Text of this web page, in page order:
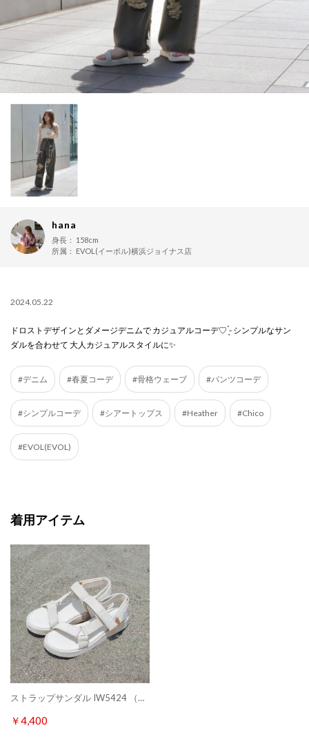
hana
身長：
158cm
所属： EVOL(イーボル)横浜ジョイナス店
2024.05.22
ドロストデザインとダメージデニムで カジュアルコーデ♡ ̖́- シンプルなサン
ダルを合わせて 大人カジュアルスタイルに✨
#デニム #春夏コーデ #骨格ウェーブ #パンツコーデ
#シンプルコーデ #シアートップス #Heather #Chico
#EVOL(EVOL)
着用アイテム
ストラップサンダル IW5424 （アイボリー）
￥4,400